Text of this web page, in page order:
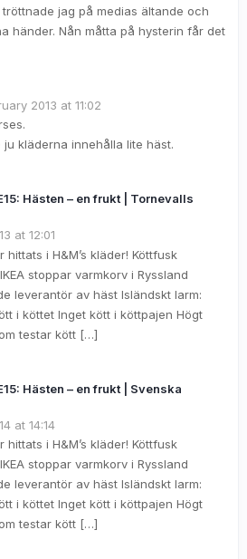
jag på medias ältande och
händer. Nån måtta på hysterin får det
2013 at 11:02
kläderna innehålla lite häst.
Hästen – en frukt | Tornevalls
at 12:01
i H&M’s kläder! Köttfusk
stoppar varmkorv i Ryssland
leverantör av häst Isländskt larm:
i köttet Inget kött i köttpajen Högt
testar kött […]
Hästen – en frukt | Svenska
at 14:14
i H&M’s kläder! Köttfusk
stoppar varmkorv i Ryssland
leverantör av häst Isländskt larm:
i köttet Inget kött i köttpajen Högt
testar kött […]